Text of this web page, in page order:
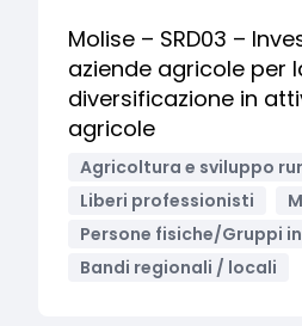
Molise – SRD03 –
aziende agricole per
diversificazione in
agricole
Agricoltura e sviluppo
Liberi professionisti
Persone fisiche/Gruppi
Bandi regionali / locali